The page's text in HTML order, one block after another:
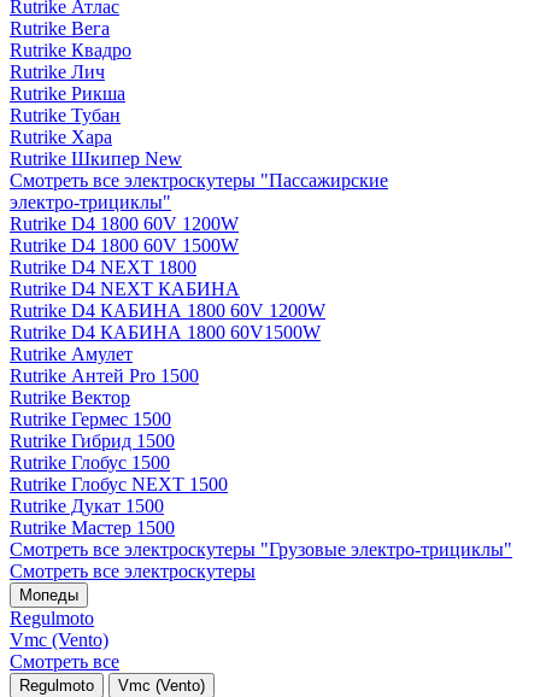
Rutrike Атлас
Rutrike Вега
Rutrike Квадро
Rutrike Лич
Rutrike Рикша
Rutrike Тубан
Rutrike Хара
Rutrike Шкипер New
Смотреть все электро­скутеры "Пассажирские
электро‑трициклы"
Rutrike D4 1800 60V 1200W
Rutrike D4 1800 60V 1500W
Rutrike D4 NEXT 1800
Rutrike D4 NEXT КАБИНА
Rutrike D4 КАБИНА 1800 60V 1200W
Rutrike D4 КАБИНА 1800 60V1500W
Rutrike Амулет
Rutrike Антей Pro 1500
Rutrike Вектор
Rutrike Гермес 1500
Rutrike Гибрид 1500
Rutrike Глобус 1500
Rutrike Глобус NEXT 1500
Rutrike Дукат 1500
Rutrike Мастер 1500
Смотреть все электро­скутеры "Грузовые электро‑трициклы"
Смотреть все электро­скутеры
Мопеды
Regulmoto
Vmc (Vento)
Смотреть все
Regulmoto Vmc (Vento)